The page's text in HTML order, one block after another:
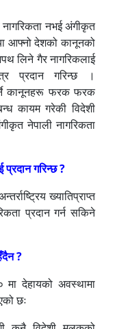
नभई अंगीकृत
आफ्नो देशको कानूनको
लिने गैर नागरिकलाई
प्रदान गरिन्छ ।
कानूनहरू फरक फरक
कायम गरेकी विदेशी
नेपाली नागरिकता
प्रदान गरिन्छ ?
ख्यातिप्राप्त
प्रदान गर्न सकिने
?
देहायको अवस्थामा
छः